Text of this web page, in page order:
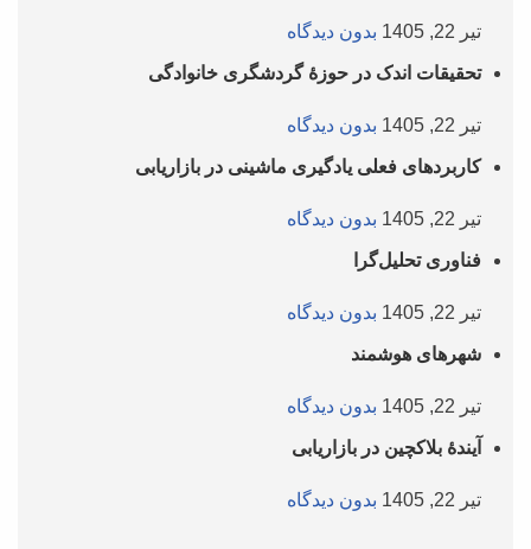
تیر 22, 1405 بدون دیدگاه
تحقیقات اندک در حوزۀ گردشگری خانوادگی
تیر 22, 1405 بدون دیدگاه
کاربردهای فعلی یادگیری ماشینی در بازاریابی
تیر 22, 1405 بدون دیدگاه
فناوری تحلیل‌گرا
تیر 22, 1405 بدون دیدگاه
شهرهای هوشمند
تیر 22, 1405 بدون دیدگاه
آیندۀ بلاکچین در بازاریابی
تیر 22, 1405 بدون دیدگاه